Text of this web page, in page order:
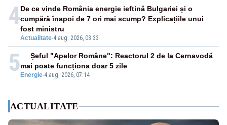
4
Actualitate-4 aug. 2026, 08:33
De ce vinde România energie ieftină Bulgariei și o
cumpără înapoi de 7 ori mai scump? Explicațiile unui
fost ministru
5 Energie-4 aug. 2026, 07:14
Șeful "Apelor Române": Reactorul 2 de la Cernavodă
mai poate funcționa doar 5 zile
ACTUALITATE